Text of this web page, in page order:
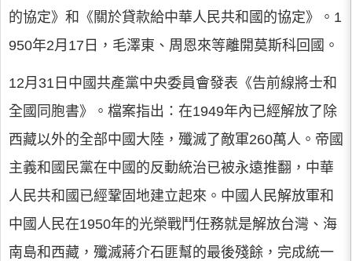
的協定》和《關於貸款給中華人民共和國的協定》。1
950年2月17日，毛澤東、周恩來等離開莫斯科回國。
12月31日中國共產黨中央委員會發表《告前線將士和
全國同胞書》。檔案指出：在1949年內已經解放了除
西藏以外的全部中國大陸，殲滅了敵軍260萬人。帝國
主義和國民黨在中國的反動統治已被永遠推翻，中華
人民共和國已經鞏固地建立起來。中國人民解放軍和
中國人民在1950年的光榮戰鬥任務就是解放台灣、海
南島和西藏，殲滅蔣介石匪幫的最後殘餘，完成統一